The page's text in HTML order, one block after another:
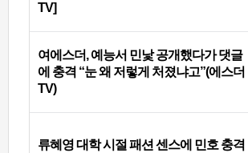
TV]
여에스더, 예능서 민낯 공개했다가 댓글
에 충격 “눈 왜 저렇게 처졌냐고”(에스더
TV)
류혜영 대학 시절 패션 센스에 민호 충격